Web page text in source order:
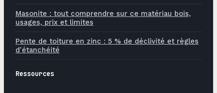
Masonite : tout comprendre sur ce matériau bois,
usages, prix et limites
Pente de toiture en zinc : 5 % de déclivité et règles
d'étanchéité
Ressources